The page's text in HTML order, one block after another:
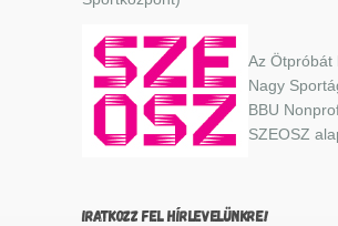
Az Ötpróbát
Nagy
BBU
SZEOSZ
IRATKOZZ FEL HÍRLEVELÜNKRE!